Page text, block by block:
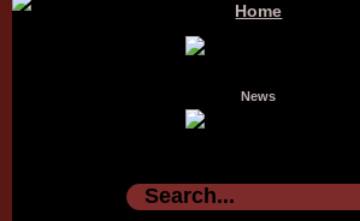
Home
News